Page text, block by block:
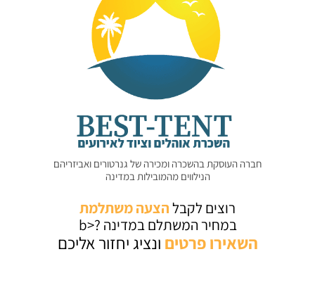
חברה העוסקת בהשכרה ומכירה של גנרטורים ואביזריהם
הנילווים מהמובילות במדינה
רוצים לקבלהצעה משתלמת
במחיר המשתלם במדינה ?<b
השאירו פרטים ונציג יחזור אליכם